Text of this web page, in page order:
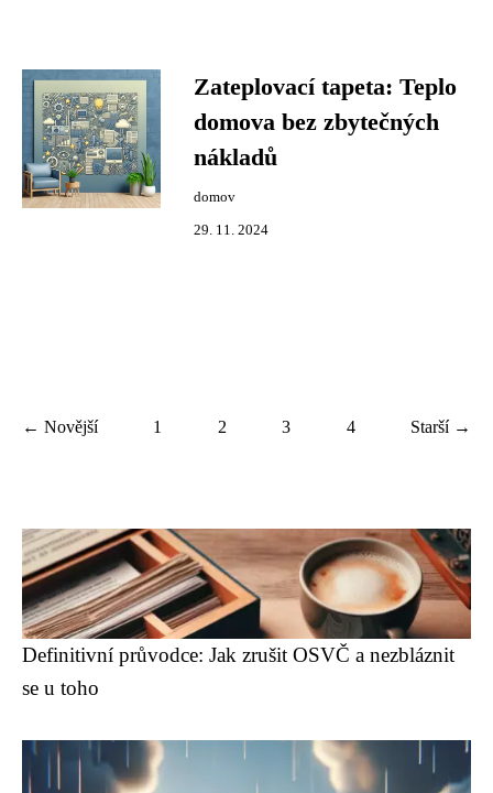
Zateplovací tapeta: Teplo
domova bez zbytečných
nákladů
domov
29. 11. 2024
← Novější 1 2 3 4 Starší →
Definitivní průvodce: Jak zrušit OSVČ a nezbláznit
se u toho